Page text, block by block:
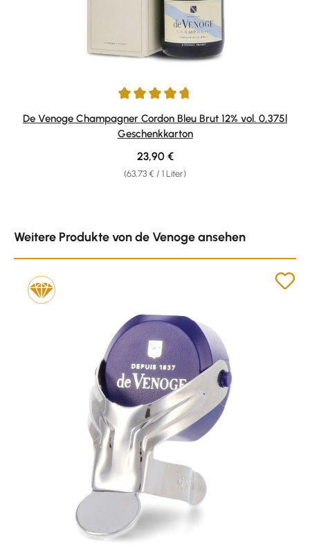
Durchschnittliche Bewertung von 4.67 von 5 Sternen
De Venoge Champagner Cordon Bleu Brut 12% vol. 0,375l
Geschenkkarton
(63,73 € / 1 Liter)
Regulärer Preis:
23,90 €
Weitere Produkte von de Venoge ansehen